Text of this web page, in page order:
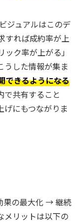
ジュアルはこのデ
すれば成約率が上
ク率が上がる」
うした情報が集ま
できるようになる
で共有すること
げにもつながりま
果の最大化 → 継続
メリットは以下の